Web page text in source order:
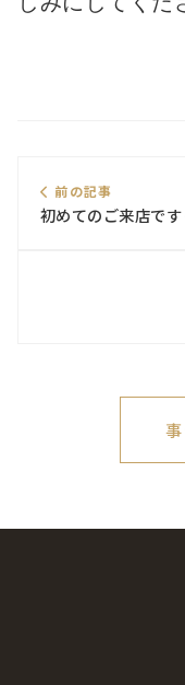
前の記事
初めてのご来店で